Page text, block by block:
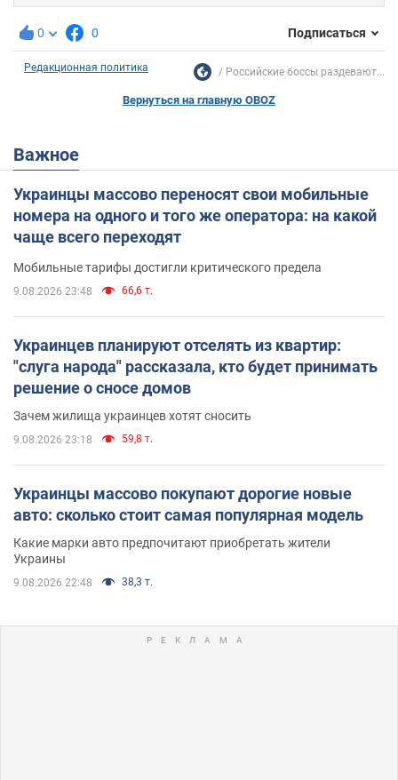
0 0 Подписаться
Редакционная политика Российские боссы раздевают...
Вернуться на главную OBOZ
Важное
Украинцы массово переносят свои мобильные
номера на одного и того же оператора: на какой
чаще всего переходят
Мобильные тарифы достигли критического предела
9.08.2026 23:48 66,6 т.
Украинцев планируют отселять из квартир:
"слуга народа" рассказала, кто будет принимать
решение о сносе домов
Зачем жилища украинцев хотят сносить
9.08.2026 23:18 59,8 т.
Украинцы массово покупают дорогие новые
авто: сколько стоит самая популярная модель
Какие марки авто предпочитают приобретать жители
Украины
9.08.2026 22:48 38,3 т.